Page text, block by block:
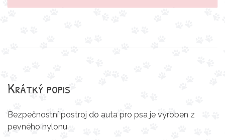
Krátký popis
Bezpečnostní postroj do auta pro psa je vyroben z
pevného nylonu